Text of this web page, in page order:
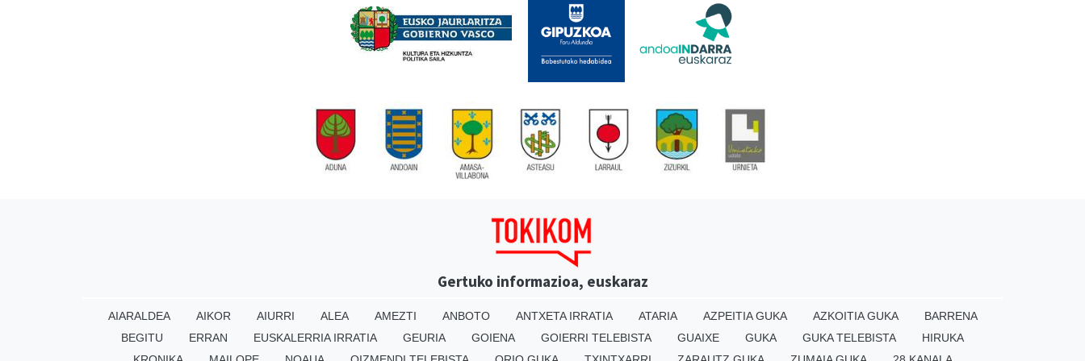
Gertuko informazioa, euskaraz
AIARALDEA AIKOR AIURRI ALEA AMEZTI ANBOTO ANTXETA IRRATIA ATARIA AZPEITIA GUKA AZKOITIA GUKA
BARRENA
BEGITU
ERRAN EUSKALERRIA IRRATIA GEURIA GOIENA GOIERRI TELEBISTA GUAIXE GUKA GUKA TELEBISTA
HIRUKA